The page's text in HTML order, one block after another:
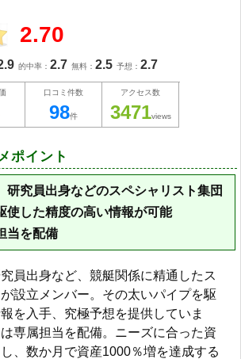
2.70
的中率： 2.7 無料： 2.5 予想： 2.7
口コミ件数
98件
アクセス数
3471views
ポイント
研究員出身などのスペシャリスト集団
使した精度の高い情報が可能
当を配備
員出身など、競艇関係に精通したス
設立メンバー。その太いパイプを駆
を入手、究極予想を提供していま
専属担当を配備。ニーズに合った資
、数か月で資産1000％増を達成する